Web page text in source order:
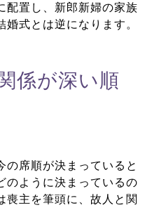
配置し、新郎新婦の家族
式とは逆になります。
係が深い順
の席順が決まっていると
のように決まっているの
喪主を筆頭に、故人と関